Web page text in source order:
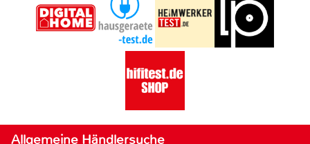
Allgemeine Händlersuche